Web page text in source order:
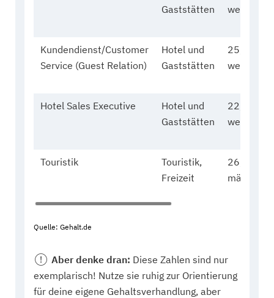
Gaststätten
weiblich
Kundendienst/Customer
Service (Guest Relation)
Hotel und
Gaststätten
25,
weiblich
Hotel Sales Executive
Hotel und
Gaststätten
22,
weiblich
Touristik
Touristik,
Freizeit
26,
männlich
Quelle: Gehalt.de
Aber denke dran: Diese Zahlen sind nur
exemplarisch! Nutze sie ruhig zur Orientierung
für deine eigene Gehaltsverhandlung, aber